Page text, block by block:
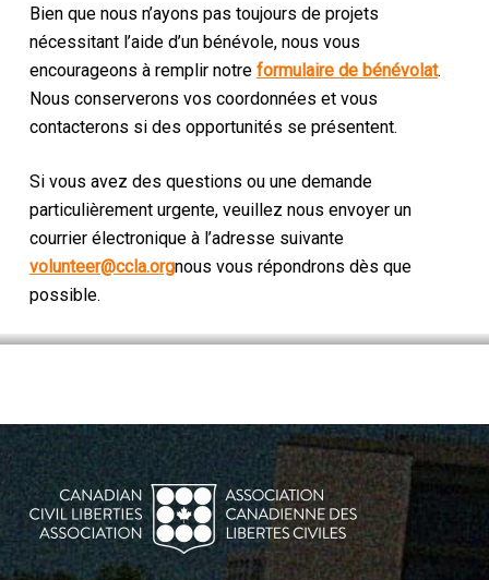
Bien que nous n’ayons pas toujours de projets
nécessitant l’aide d’un bénévole, nous vous
encourageons à remplir notre formulaire de bénévolat.
Nous conserverons vos coordonnées et vous
contacterons si des opportunités se présentent.
Si vous avez des questions ou une demande
particulièrement urgente, veuillez nous envoyer un
courrier électronique à l’adresse suivante
volunteer@ccla.orgnous vous répondrons dès que
possible.